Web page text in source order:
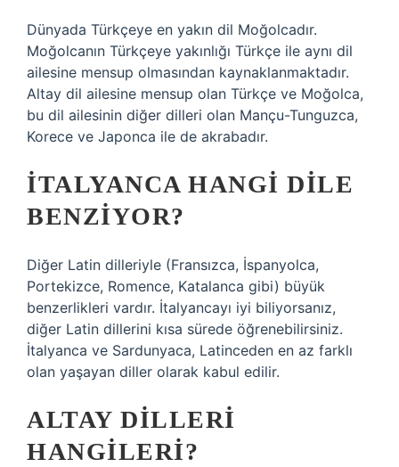
Dünyada Türkçeye en yakın dil Moğolcadır.
Moğolcanın Türkçeye yakınlığı Türkçe ile aynı dil
ailesine mensup olmasından kaynaklanmaktadır.
Altay dil ailesine mensup olan Türkçe ve Moğolca,
bu dil ailesinin diğer dilleri olan Mançu-Tunguzca,
Korece ve Japonca ile de akrabadır.
İTALYANCA HANGI DILE
BENZIYOR?
Diğer Latin dilleriyle (Fransızca, İspanyolca,
Portekizce, Romence, Katalanca gibi) büyük
benzerlikleri vardır. İtalyancayı iyi biliyorsanız,
diğer Latin dillerini kısa sürede öğrenebilirsiniz.
İtalyanca ve Sardunyaca, Latinceden en az farklı
olan yaşayan diller olarak kabul edilir.
ALTAY DILLERI
HANGILERI?